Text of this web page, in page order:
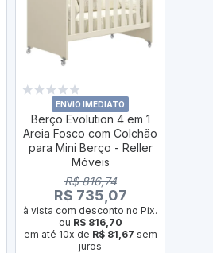
ENVIO IMEDIATO
Berço Evolution 4 em 1
Areia Fosco com Colchão
para Mini Berço - Reller
Móveis
R$ 816,74
R$ 735,07
à vista com desconto no Pix.
ou R$ 816,70
em até 10x de R$ 81,67 sem
juros